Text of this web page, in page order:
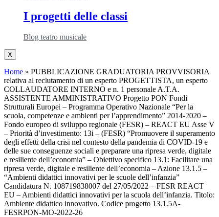
I progetti delle classi
Blog teatro musicale
X
Home » PUBBLICAZIONE GRADUATORIA PROVVISORIA
relativa al reclutamento di un esperto PROGETTISTA, un esperto
COLLAUDATORE INTERNO e n. 1 personale A.T.A.
ASSISTENTE AMMINISTRATIVO Progetto PON Fondi
Strutturali Europei – Programma Operativo Nazionale “Per la
scuola, competenze e ambienti per l’apprendimento” 2014-2020 –
Fondo europeo di sviluppo regionale (FESR) – REACT EU Asse V
– Priorità d’investimento: 13i – (FESR) “Promuovere il superamento
degli effetti della crisi nel contesto della pandemia di COVID-19 e
delle sue conseguenze sociali e preparare una ripresa verde, digitale
e resiliente dell’economia” – Obiettivo specifico 13.1: Facilitare una
ripresa verde, digitale e resiliente dell’economia – Azione 13.1.5 –
“Ambienti didattici innovativi per le scuole dell’infanzia”
Candidatura N. 108719838007 del 27/05/2022 – FESR REACT
EU – Ambienti didattici innovativi per la scuola dell’infanzia. Titolo:
Ambiente didattico innovativo. Codice progetto 13.1.5A-
FESRPON-MO-2022-26